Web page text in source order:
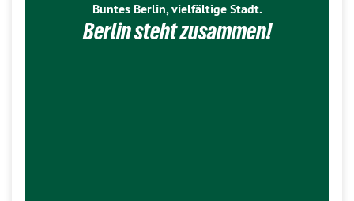
Buntes Berlin, vielfältige Stadt.
Berlin steht zusammen!